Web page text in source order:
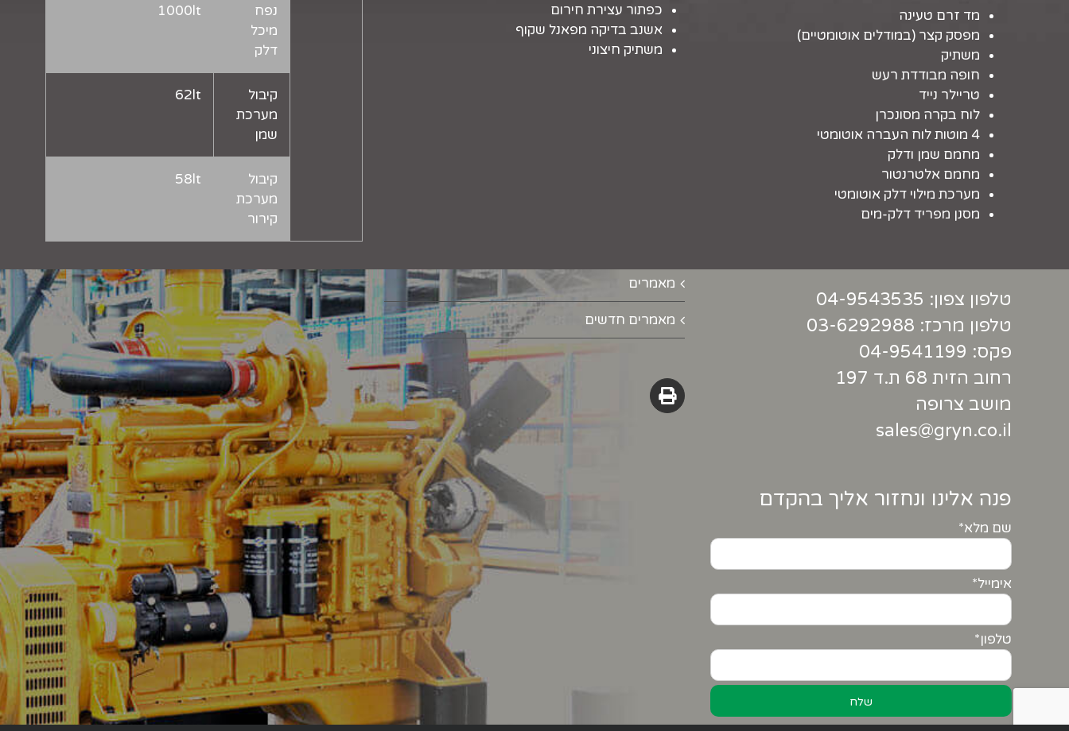
מד זרם טעינה
מפסק קצר (במודלים אוטומטיים)
משתיק
חופה מבודדת רעש
טריילר נייד
לוח בקרה מסונכרן
4 מוטות לוח העברה אוטומטי
מחמם שמן ודלק
מחמם אלטרנטור
מערכת מילוי דלק אוטומטי
מסנן מפריד דלק-מים
כפתור עצירת חירום
אשנב בדיקה מפאנל שקוף
משתיק חיצוני
נפח
מיכל
דלק
1000lt
קיבול
מערכת
שמן
62lt
קיבול
מערכת
קירור
58lt
טלפון צפון: 04-9543535
טלפון מרכז: 03-6292988
פקס: 04-9541199
רחוב הזית 68 ת.ד 197
מושב צרופה
sales@gryn.co.il
פנה אלינו ונחזור אליך בהקדם
שם מלא*
אימייל*
טלפון*
מאמרים
מאמרים חדשים